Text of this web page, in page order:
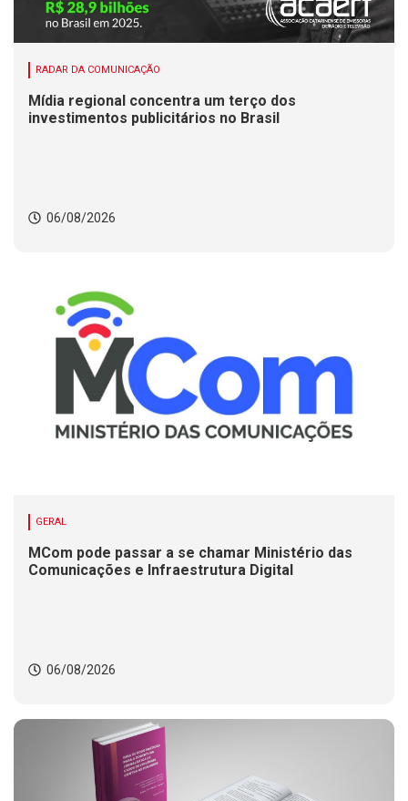
RADAR DA COMUNICAÇÃO
Mídia regional concentra um terço dos
investimentos publicitários no Brasil
06/08/2026
GERAL
MCom pode passar a se chamar Ministério das
Comunicações e Infraestrutura Digital
06/08/2026